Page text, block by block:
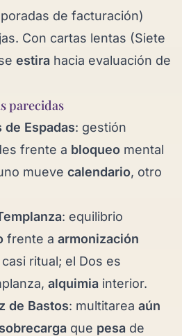
de facturación)
Con cartas lentas (Siete
estira hacia evaluación de
parecidas
de Espadas: gestión
frente a bloqueo mental
mueve calendario, otro
: equilibrio
frente a armonización
ritual; el Dos es
alquimia interior.
de Bastos: multitarea aún
sobrecarga que pesa de